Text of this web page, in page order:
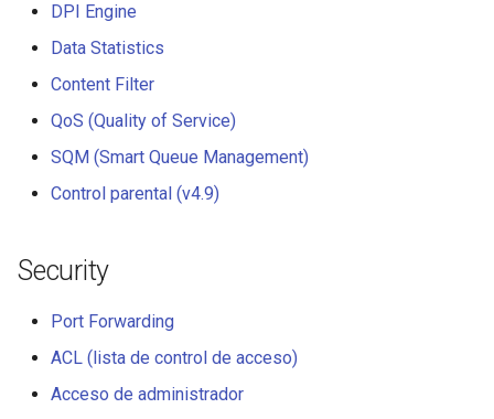
DPI Engine
Data Statistics
Content Filter
QoS (Quality of Service)
SQM (Smart Queue Management)
Control parental (v4.9)
Security
Port Forwarding
ACL (lista de control de acceso)
Acceso de administrador